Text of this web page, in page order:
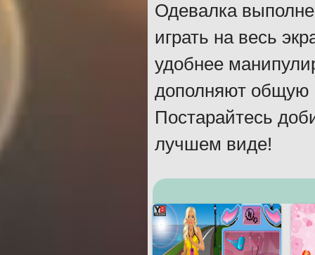
Одевалка
играть на весь
удобнее
дополняют общую
Постарайтесь
лучшем виде!